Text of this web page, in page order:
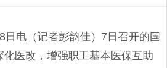
日电（记者彭韵佳）7日召开的国
医改，增强职工基本医保互助